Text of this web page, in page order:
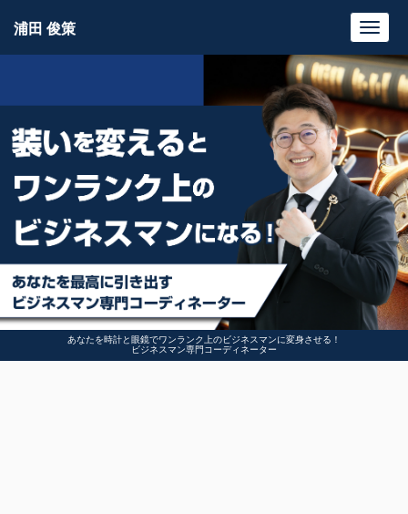
あなたを時計と眼鏡でワンランク上のビジネスマンに変身させる！
ビジネスマン専門コーディネーター
浦田 俊策